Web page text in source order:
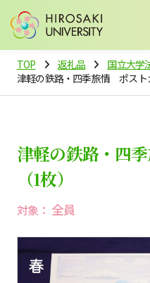
TOP 返礼品
国立大学
津軽の鉄路・四季旅情 ポスト
津軽の鉄路・四
（1枚）
対象： 全員